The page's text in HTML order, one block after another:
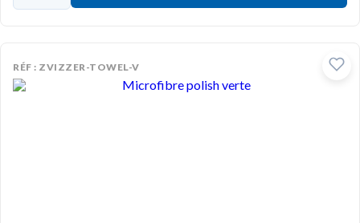
RÉF : ZVIZZER-TOWEL-V